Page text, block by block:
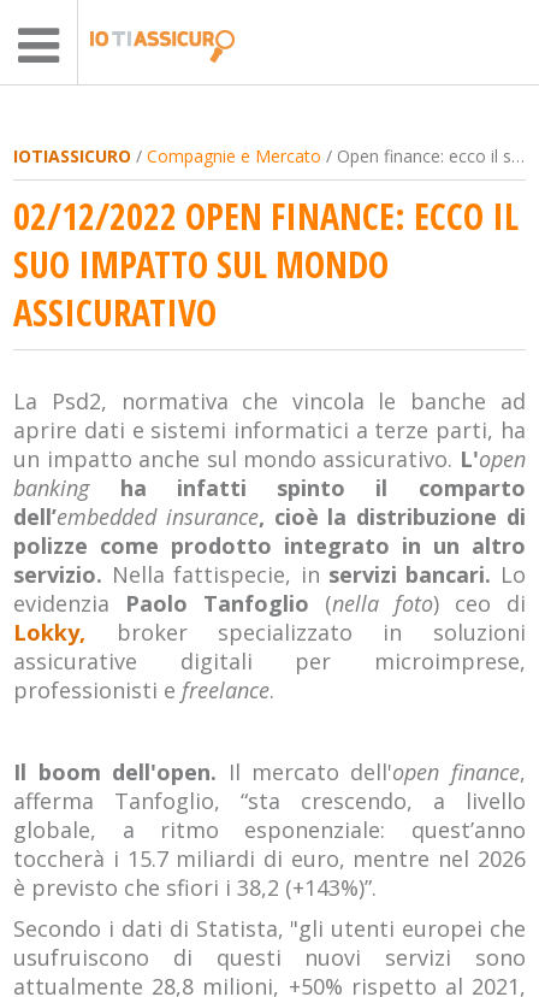
IOTIASSICURO /Compagnie e Mercato / Open finance: ecco il suo impatto sul mondo assicurativo
02/12/2022 OPEN FINANCE: ECCO IL
SUO IMPATTO SUL MONDO
ASSICURATIVO
La Psd2, normativa che vincola le banche ad
aprire dati e sistemi informatici a terze parti, ha
un impatto anche sul mondo assicurativo. L'open
bankingha infatti spinto il comparto
dell’embedded insurance, cioè la distribuzione di
polizze come prodotto integrato in un altro
servizio. Nella fattispecie, in servizi bancari. Lo
evidenzia Paolo Tanfoglio (nella foto) ceo di
Lokky, broker specializzato in soluzioni
assicurative digitali per microimprese,
professionisti efreelance.
Il boom dell'open. Il mercato dell'open finance,
afferma Tanfoglio, “sta crescendo, a livello
globale, a ritmo esponenziale: quest’anno
toccherà i 15.7 miliardi di euro, mentre nel 2026
è previsto che sfiori i 38,2 (+143%)”.
Secondo i dati di Statista, "gli utenti europei che
usufruiscono di questi nuovi servizi sono
attualmente 28,8 milioni, +50% rispetto al 2021,